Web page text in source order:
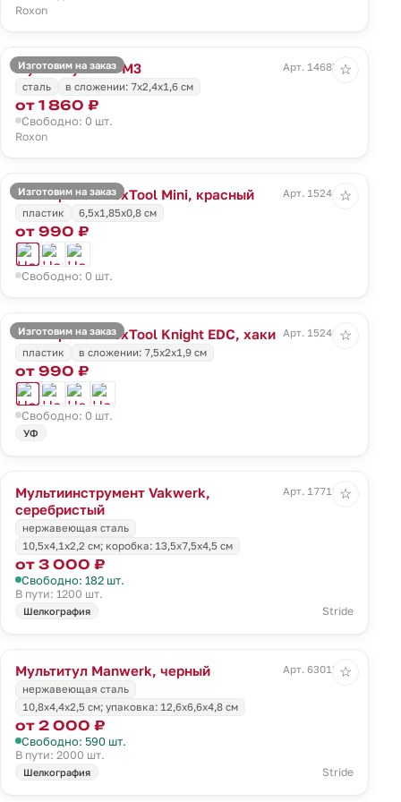
Roxon
Изготовим на заказ
Мультитул Mini M3
Арт. 14685.10
сталь
в сложении: 7х2,4х1,6 см
от 1 860 ₽
Свободно: 0 шт.
Roxon
☆
Изготовим на заказ
Нож-брелок NexTool Mini, красный
Арт. 15241.50
пластик
6,5х1,85х0,8 см
от 990 ₽
Свободно: 0 шт.
☆
Изготовим на заказ
Нож-брелок NexTool Knight EDC, хаки
Арт. 15240.99
пластик
в сложении: 7,5х2х1,9 см
от 990 ₽
Свободно: 0 шт.
УФ
☆
Мультиинструмент Vakwerk,
серебристый
Арт. 17718.10
нержавеющая сталь
10,5х4,1х2,2 см; коробка: 13,5x7,5x4,5 см
от 3 000 ₽
Свободно: 182 шт.
В пути: 1200 шт.
Шелкография Stride
☆
Мультитул Manwerk, черный
Арт. 63013.30
нержавеющая сталь
10,8x4,4x2,5 см; упаковка: 12,6х6,6х4,8 см
от 2 000 ₽
Свободно: 590 шт.
В пути: 2000 шт.
Шелкография Stride
☆